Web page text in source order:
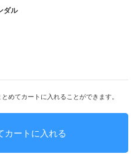
ダル
めてカートに入れることができます。
カートに入れる